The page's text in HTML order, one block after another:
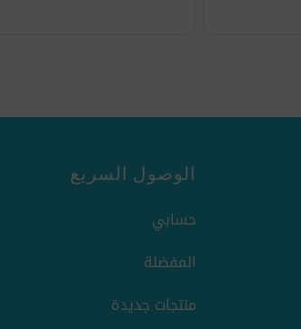
الوصول السريع
حسابي
المفضلة
منتجات جديدة